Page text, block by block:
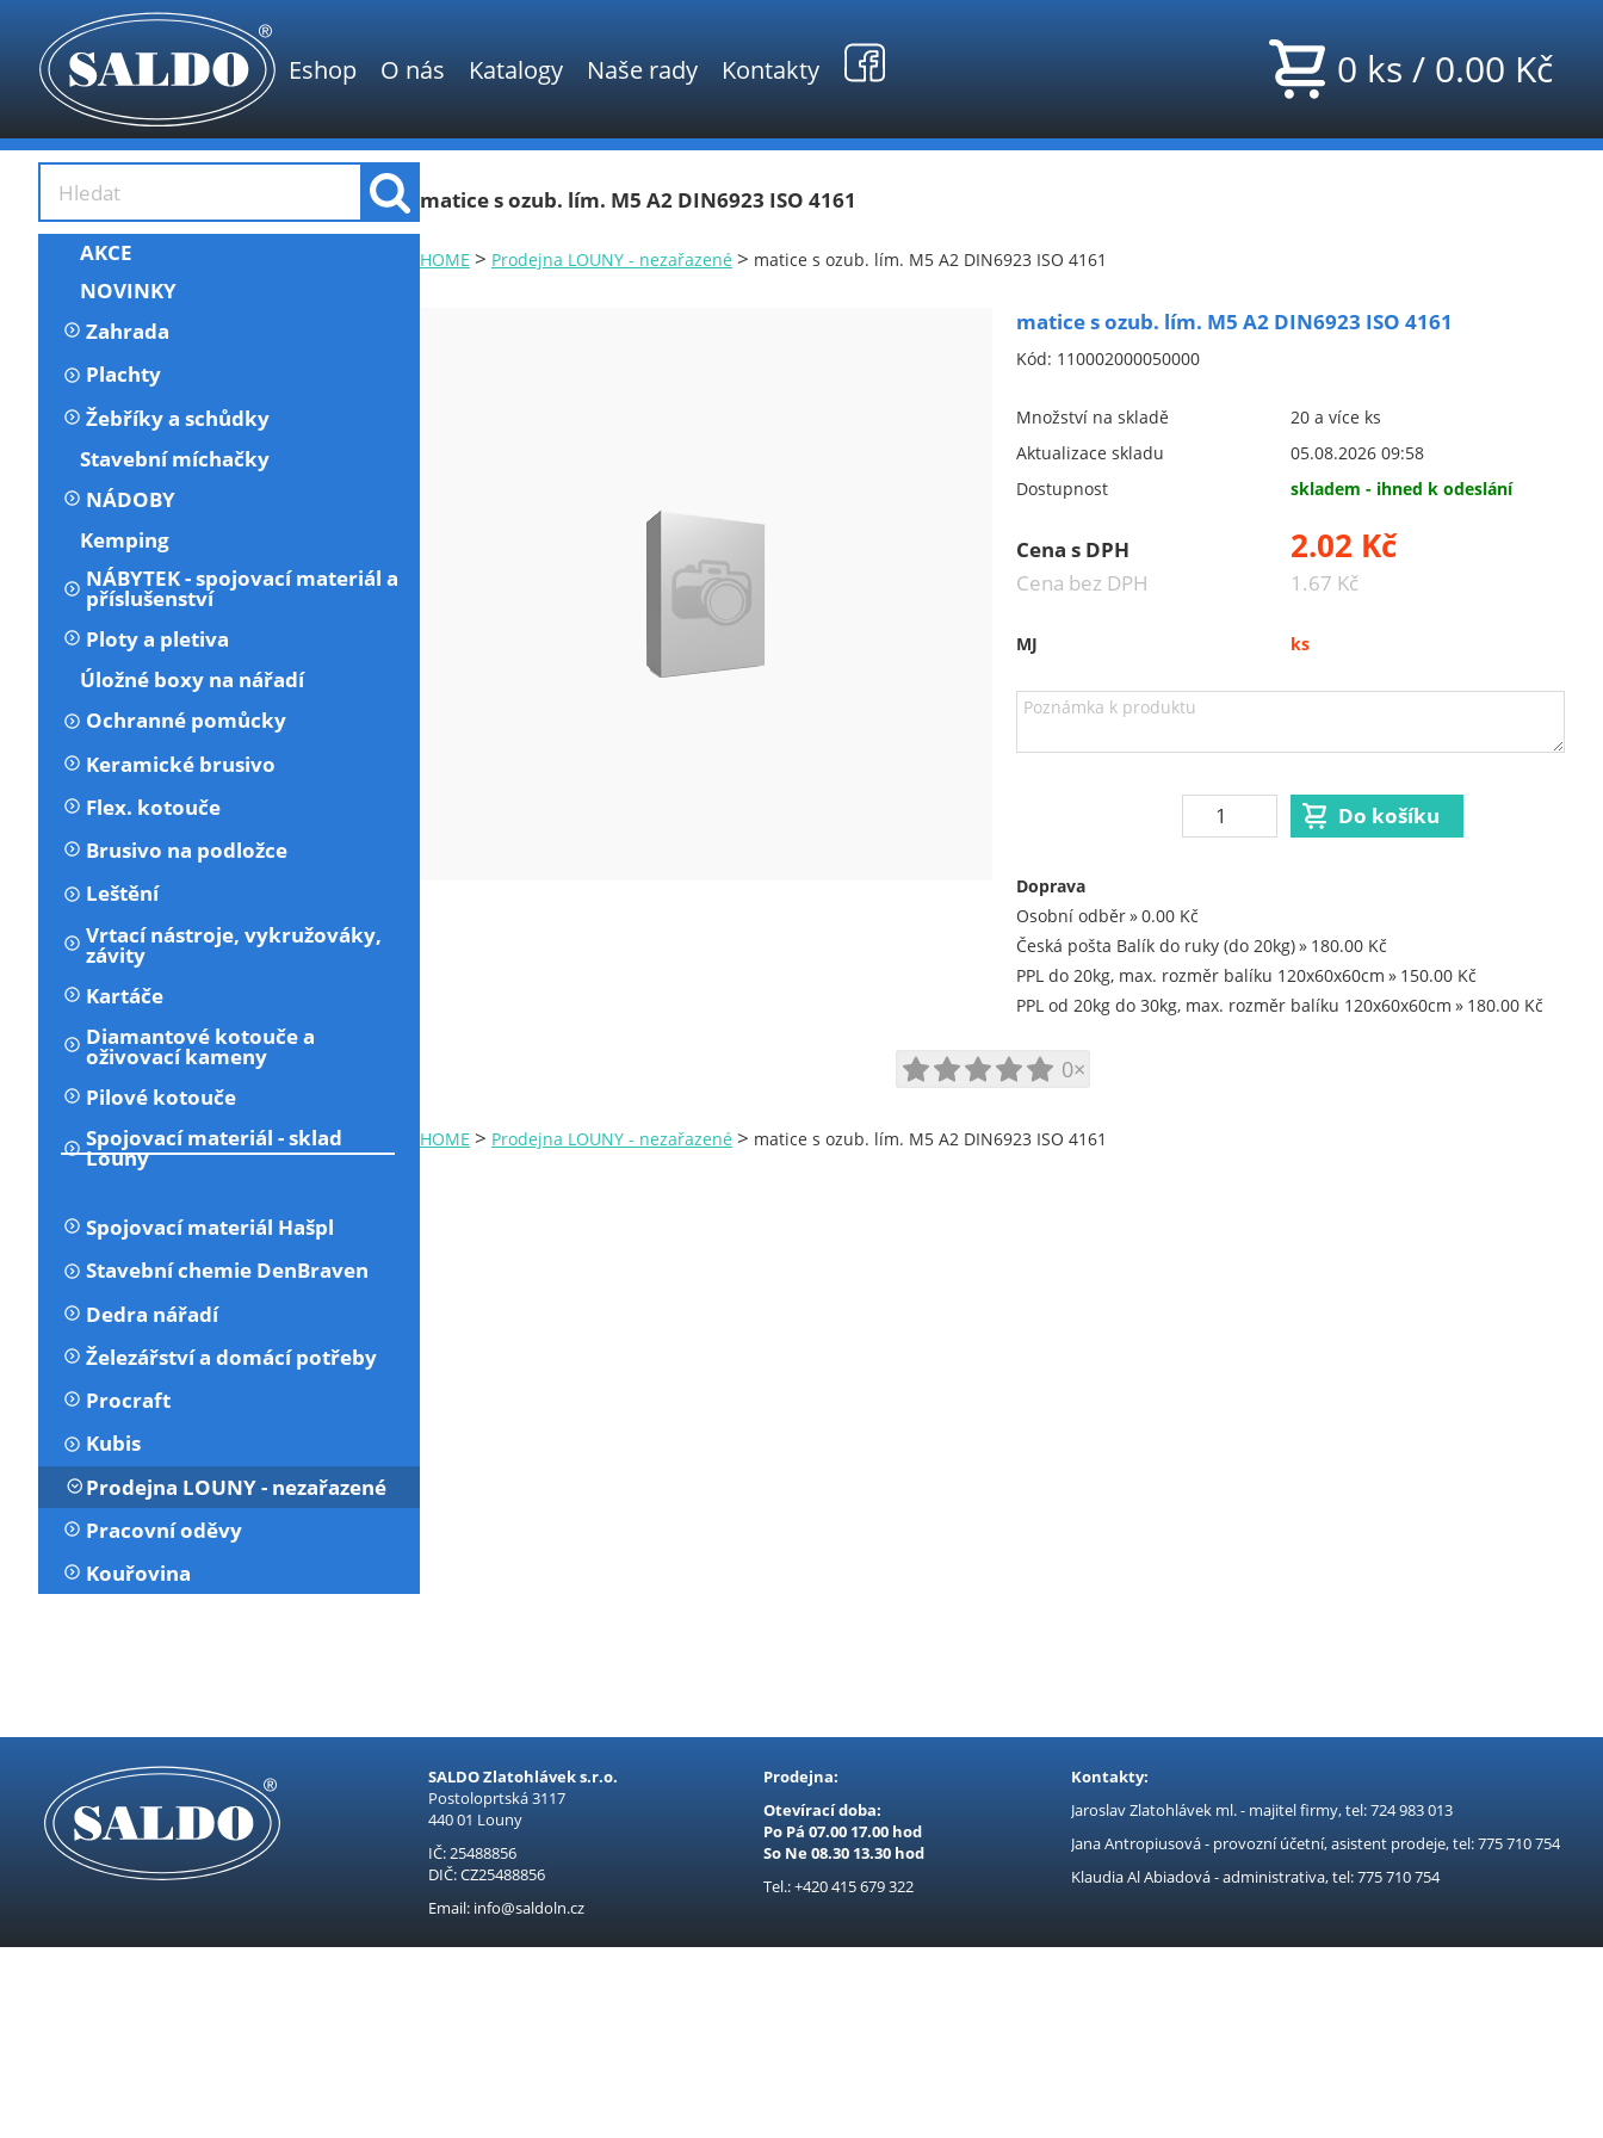
Eshop O nás Katalogy Naše rady Kontakty 0ks/0.00Kč
AKCE
NOVINKY
Zahrada
Plachty
Žebříky a schůdky
Stavební míchačky
NÁDOBY
Kemping
NÁBYTEK - spojovací materiál a
příslušenství
Ploty a pletiva
Úložné boxy na nářadí
Ochranné pomůcky
Keramické brusivo
Flex. kotouče
Brusivo na podložce
Leštění
Vrtací nástroje, vykružováky,
závity
Kartáče
Diamantové kotouče a
oživovací kameny
Pilové kotouče
Spojovací materiál - sklad
Louny
Spojovací materiál Hašpl
Stavební chemie DenBraven
Dedra nářadí
Železářství a domácí potřeby
Procraft
Kubis
Prodejna LOUNY - nezařazené
Pracovní oděvy
Kouřovina
matice s ozub. lím. M5 A2 DIN6923 ISO 4161
HOME > Prodejna LOUNY - nezařazené > matice s ozub. lím. M5 A2 DIN6923 ISO 4161
matice s ozub. lím. M5 A2 DIN6923 ISO 4161
Kód: 110002000050000
Množství na skladě
20 a více ks
Aktualizace skladu
05.08.2026 09:58
Dostupnost
skladem - ihned k odeslání
Cena s DPH 2.02 Kč
Cena bez DPH 1.67 Kč
MJ ks
Doprava
Osobní odběr
0.00 Kč
Česká pošta Balík do ruky (do 20kg)
180.00 Kč
PPL do 20kg, max. rozměr balíku 120x60x60cm
150.00 Kč
PPL od 20kg do 30kg, max. rozměr balíku 120x60x60cm
180.00 Kč
0×
HOME > Prodejna LOUNY - nezařazené > matice s ozub. lím. M5 A2 DIN6923 ISO 4161
SALDO Zlatohlávek s.r.o.
Postoloprtská 3117
440 01 Louny
IČ: 25488856
DIČ: CZ25488856
Email: info@saldoln.cz
Prodejna:
Otevírací doba:
Po Pá 07.00 17.00 hod
So Ne 08.30 13.30 hod
Tel.: +420 415 679 322
Kontakty:
Jaroslav Zlatohlávek ml. - majitel firmy, tel: 724 983 013
Jana Antropiusová - provozní účetní, asistent prodeje, tel: 775 710 754
Klaudia Al Abiadová - administrativa, tel: 775 710 754